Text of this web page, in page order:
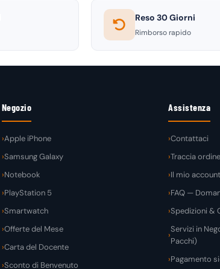
Reso 30 Giorni
Rimborso rapido
Negozio
Apple iPhone
Samsung Galaxy
Notebook
PlayStation 5
Smartwatch
Offerte del Mese
Carta del Docente
Sconto di Benvenuto
Assistenza
Contattaci
Traccia
Il mio
FAQ —
Spedizioni &
Servizi in
Pacchi)
Pagamento